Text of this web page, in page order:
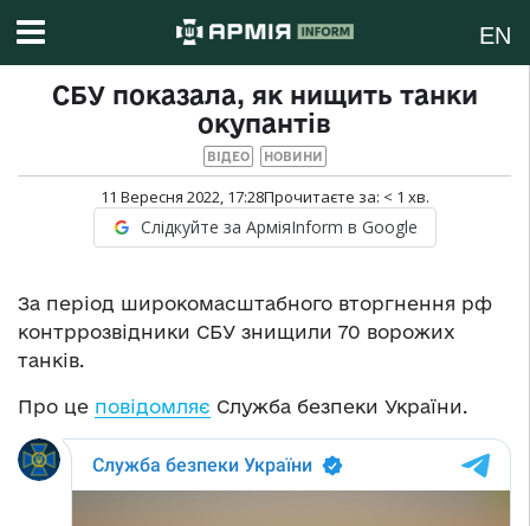
EN
СБУ показала, як нищить танки
окупантів
ВІДЕО НОВИНИ
11 Вересня 2022, 17:28Прочитаєте за: < 1 хв.
Слідкуйте за АрміяInform в Google
За період широкомасштабного вторгнення рф
контррозвідники СБУ знищили 70 ворожих
танків.
Про це повідомляє Служба безпеки України.